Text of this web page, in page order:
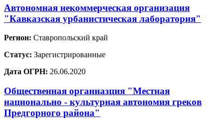
Автономная некоммерческая организация
"Кавказская урбанистическая лаборатория"
Регион: Ставропольский край
Статус: Зарегистрированные
Дата ОГРН: 26.06.2020
Общественная органиазция "Местная
национально - культурная автономия греков
Предгорного района"